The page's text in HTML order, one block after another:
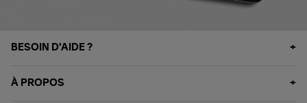
BESOIN D'AIDE ?
À PROPOS